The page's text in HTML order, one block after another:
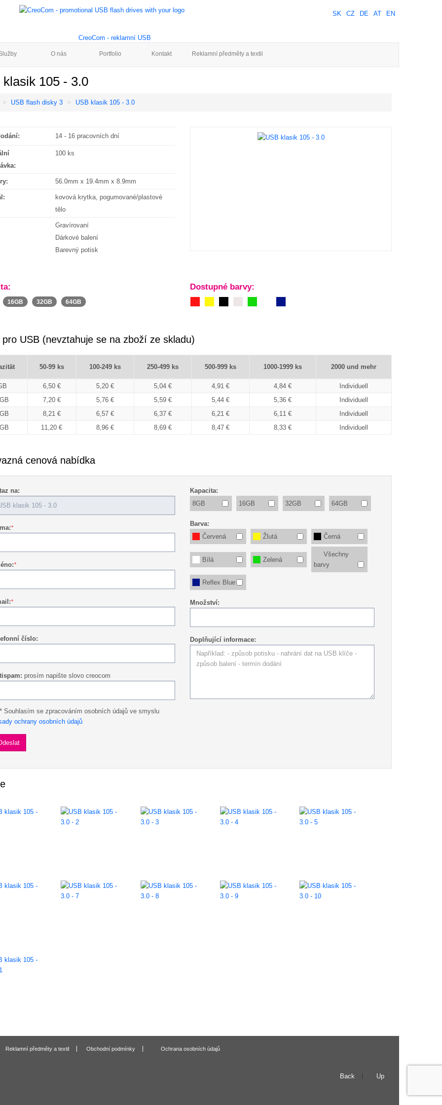
SK CZ DE AT EN
O nás Portfolio Kontakt Reklamní předměty a textil
klasik 105 - 3.0
USB flash disky 3 USB klasik 105 - 3.0
14 - 16 pracovních dní
100 ks
56.0mm x 19.4mm x 8.9mm
kovová krytka, pogumované/plastové
tělo
Gravírovaní
Dárkové balení
Barevný potisk
16GB 32GB 64GB
Dostupné barvy:
pro USB (nevztahuje se na zboží ze skladu)
50-99 ks 100-249 ks 250-499 ks 500-999 ks 1000-1999 ks 2000 und mehr
6,50 € 5,20 € 5,04 € 4,91 € 4,84 €
Individuell
7,20 € 5,76 € 5,59 € 5,44 € 5,36 €
Individuell
8,21 € 6,57 € 6,37 € 6,21 € 6,11 €
Individuell
11,20 € 8,96 € 8,69 € 8,47 € 8,33 € Individuell
cenová nabídka
na:
*
*
*
číslo:
prosím napište slovo creocom
Souhlasím se zpracováním osobních údajů ve smyslu
ochrany osobních údajů
Kapacita:
8GB
16GB 32GB 64GB
Barva:
Červená
Žlutá Černá
Bílá Zelená
Všechny
barvy
Reflex Blue
Množství:
Doplňující informace:
Reklamní předměty a textil Obchodní podmínky Ochrana osobních údajů
Up
Back